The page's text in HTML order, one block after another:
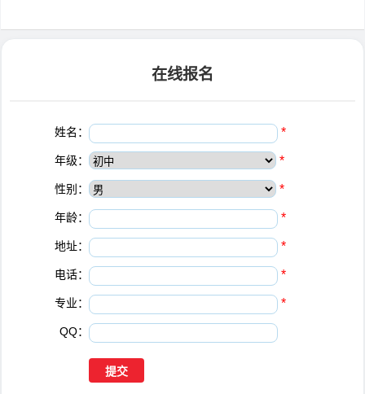
在线报名
姓名： *
年级： *
性别： *
年龄： *
地址： *
电话： *
专业： *
QQ：